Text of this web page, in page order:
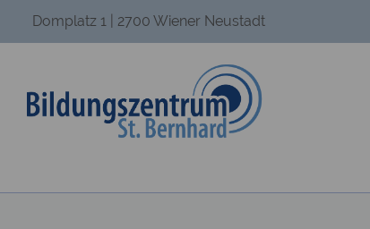
Domplatz 1 | 2700 Wiener Neustadt